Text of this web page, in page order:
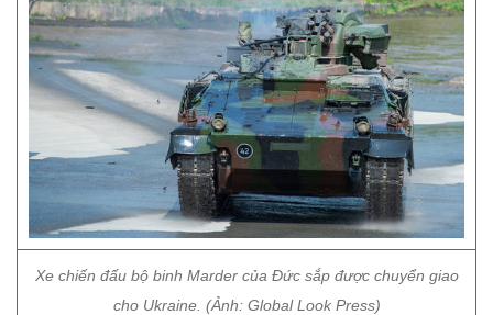
Xe chiến đấu bộ binh Marder của Đức sắp được chuyển giao
cho Ukraine. (Ảnh: Global Look Press)